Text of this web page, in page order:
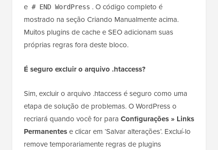
e # END WordPress . O código completo é
mostrado na seção Criando Manualmente acima.
Muitos plugins de cache e SEO adicionam suas
próprias regras fora deste bloco.
É seguro excluir o arquivo .htaccess?
Sim, excluir o arquivo .htaccess é seguro como uma
etapa de solução de problemas. O WordPress o
recriará quando você for para Configurações » Links
Permanentese clicar em ‘Salvar alterações’. Excluí-lo
remove temporariamente regras de plugins